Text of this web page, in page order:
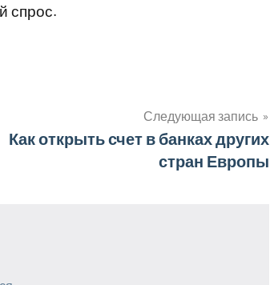
спрос.
Следующая запись
Как открыть счет в банках других
стран Европы